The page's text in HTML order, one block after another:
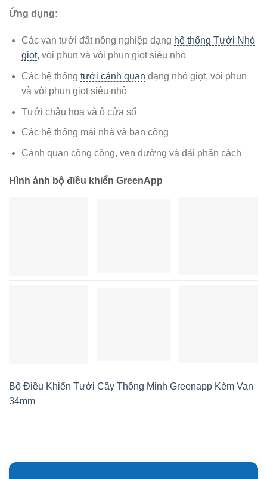
Ứng dụng:
Các van tưới đất nông nghiệp dạng hệ thống Tưới Nhỏ
giọt, vòi phun và vòi phun giọt siêu nhỏ
Các hệ thống tưới cảnh quan dạng nhỏ giọt, vòi phun
và vòi phun giọt siêu nhỏ
Tưới chậu hoa và ô cửa sổ
Các hệ thống mái nhà và ban công
Cảnh quan công cộng, ven đường và dải phân cách
Hình ảnh bộ điều khiển GreenApp
Bộ Điều Khiển Tưới Cây Thông Minh Greenapp Kèm Van
34mm